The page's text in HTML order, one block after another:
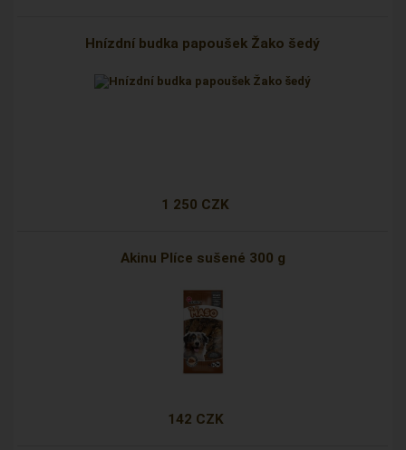
Hnízdní budka papoušek Žako šedý
1 250 CZK
Akinu Plíce sušené 300 g
142 CZK